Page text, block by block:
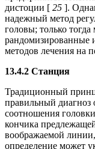
дистоции [ 25 ].
надежный метод
головы; только
рандомизированные
методов лечения на
13.4.2 Станция
Традиционный
правильный диагноз
соотношения
кончика
воображаемой
определение может